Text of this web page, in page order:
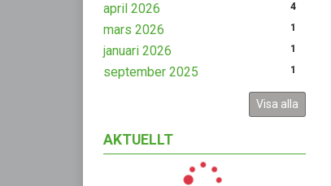
april 2026 4
mars 2026 1
januari 2026 1
september 2025 1
Visa alla
AKTUELLT